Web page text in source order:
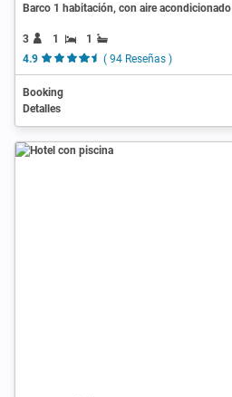
Barco 1 habitación, con aire acondicionado
3 1
1
4.9
( 94 Reseñas )
Booking
Detalles